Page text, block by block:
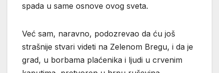
spada u same osnove ovog sveta.
Već sam, naravno, podozrevao da ću još
strašnije stvari videti na Zelenom Bregu, i da je
grad, u borbama plaćenika i ljudi u crvenim